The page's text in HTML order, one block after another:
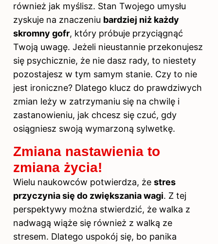
również jak myślisz. Stan Twojego umysłu
zyskuje na znaczeniu bardziej niż każdy
skromny gofr, który próbuje przyciągnąć
Twoją uwagę. Jeżeli nieustannie przekonujesz
się psychicznie, że nie dasz rady, to niestety
pozostajesz w tym samym stanie. Czy to nie
jest ironiczne? Dlatego klucz do prawdziwych
zmian leży w zatrzymaniu się na chwilę i
zastanowieniu, jak chcesz się czuć, gdy
osiągniesz swoją wymarzoną sylwetkę.
Zmiana nastawienia to
zmiana życia!
Wielu naukowców potwierdza, że stres
przyczynia się do zwiększania wagi. Z tej
perspektywy można stwierdzić, że walka z
nadwagą wiąże się również z walką ze
stresem. Dlatego uspokój się, bo panika